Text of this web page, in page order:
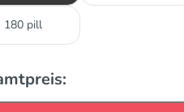
180 pill